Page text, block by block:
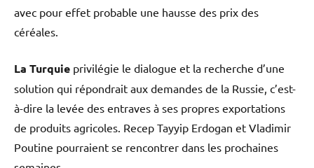
avec pour effet probable une hausse des prix des
céréales.
La Turquie privilégie le dialogue et la recherche d’une
solution qui répondrait aux demandes de la Russie, c’est-
à-dire la levée des entraves à ses propres exportations
de produits agricoles. Recep Tayyip Erdogan et Vladimir
Poutine pourraient se rencontrer dans les prochaines